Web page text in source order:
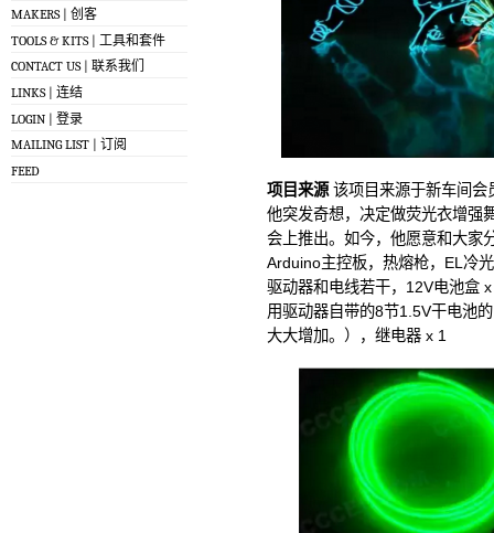
MAKERS | 创客
TOOLS & KITS | 工具和套件
CONTACT US | 联系我们
LINKS | 连结
LOGIN | 登录
MAILING LIST | 订阅
FEED
项目来源 该项目来源于新车间会
他突发奇想，决定做荧光衣增强
会上推出。如今，他愿意和大家
Arduino主控板，热熔枪，EL冷
驱动器和电线若干，12V电池盒
用驱动器自带的8节1.5V干电池
大大增加。），继电器 x 1